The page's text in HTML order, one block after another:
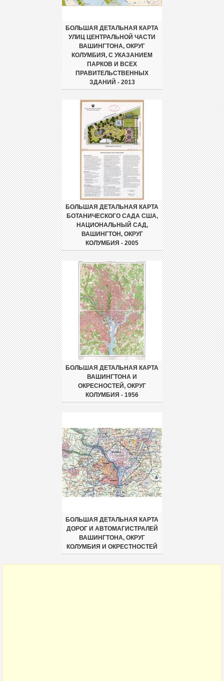
БОЛЬШАЯ ДЕТАЛЬНАЯ КАРТА
УЛИЦ ЦЕНТРАЛЬНОЙ ЧАСТИ
ВАШИНГТОНА, ОКРУГ
КОЛУМБИЯ, С УКАЗАНИЕМ
ПАРКОВ И ВСЕХ
ПРАВИТЕЛЬСТВЕННЫХ
ЗДАНИЙ - 2013
БОЛЬШАЯ ДЕТАЛЬНАЯ КАРТА
БОТАНИЧЕСКОГО САДА США,
НАЦИОНАЛЬНЫЙ САД,
ВАШИНГТОН, ОКРУГ
КОЛУМБИЯ - 2005
БОЛЬШАЯ ДЕТАЛЬНАЯ КАРТА
ВАШИНГТОНА И
ОКРЕСНОСТЕЙ, ОКРУГ
КОЛУМБИЯ - 1956
БОЛЬШАЯ ДЕТАЛЬНАЯ КАРТА
ДОРОГ И АВТОМАГИСТРАЛЕЙ
ВАШИНГТОНА, ОКРУГ
КОЛУМБИЯ И ОКРЕСТНОСТЕЙ